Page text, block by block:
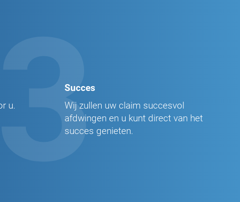
u.
Succes
Wij zullen uw claim succesvol
afdwingen en u kunt direct van het
succes genieten.